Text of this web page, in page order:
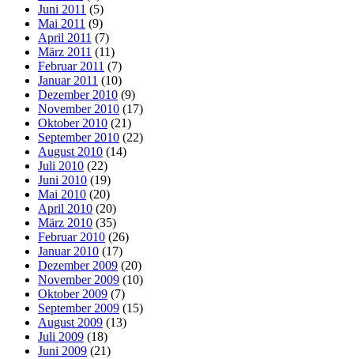
Juni 2011 (5)
Mai 2011 (9)
April 2011 (7)
März 2011 (11)
Februar 2011 (7)
Januar 2011 (10)
Dezember 2010 (9)
November 2010 (17)
Oktober 2010 (21)
September 2010 (22)
August 2010 (14)
Juli 2010 (22)
Juni 2010 (19)
Mai 2010 (20)
April 2010 (20)
März 2010 (35)
Februar 2010 (26)
Januar 2010 (17)
Dezember 2009 (20)
November 2009 (10)
Oktober 2009 (7)
September 2009 (15)
August 2009 (13)
Juli 2009 (18)
Juni 2009 (21)